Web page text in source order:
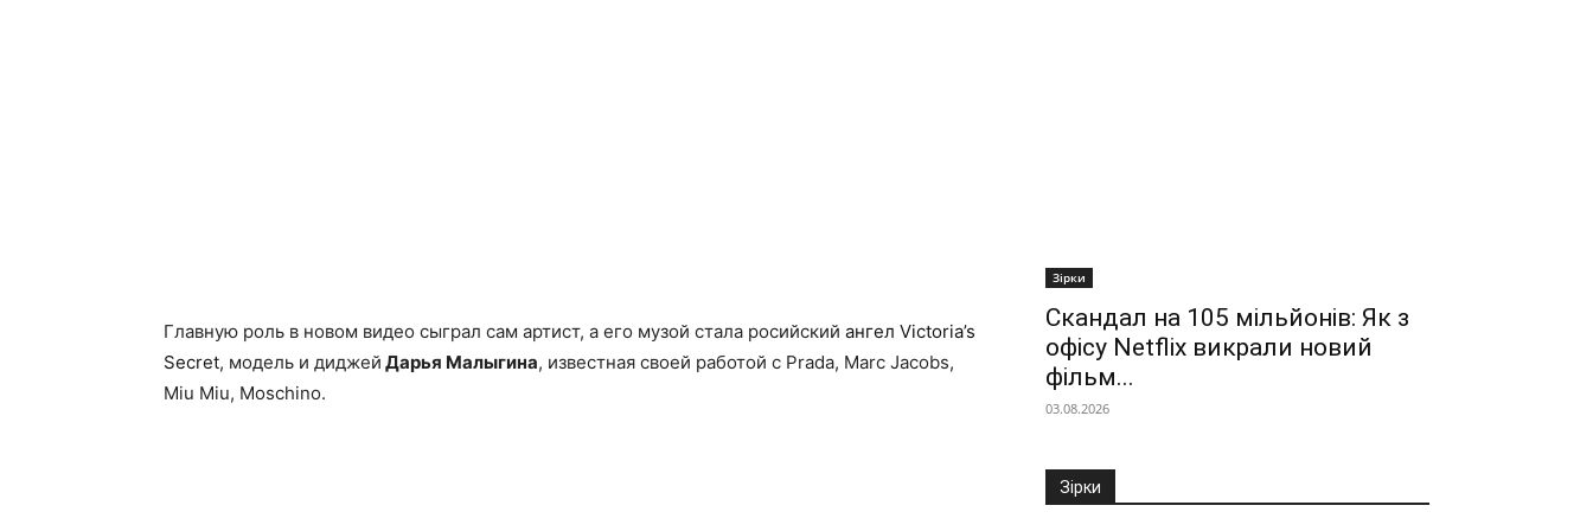
Главную роль в новом видео сыграл сам артист, а его музой стала росийский ангел Victoria’s
Secret, модель и диджей Дарья Малыгина, известная своей работой с Prada, Marc Jacobs,
Miu Miu, Moschino.
Зірки
Скандал на 105 мільйонів: Як з
офісу Netflix викрали новий
фільм...
03.08.2026
Зірки